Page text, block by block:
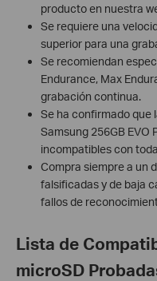
producto en nuestra
Se requiere una
superior para una
Se recomiendan
Endurance, Max
grabación continua.
Se ha confirmado que
Samsung 256GB EVO
incompatibles con
Compra siempre a un
falsificadas y de baja
fallos de
Lista de
microSD